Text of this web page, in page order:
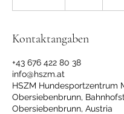
d
t
Kontaktangaben
+43 676 422 80 38
info@hszm.at
HSZM Hundesportzentrum
Obersiebenbrunn,
Obersiebenbrunn, Austria